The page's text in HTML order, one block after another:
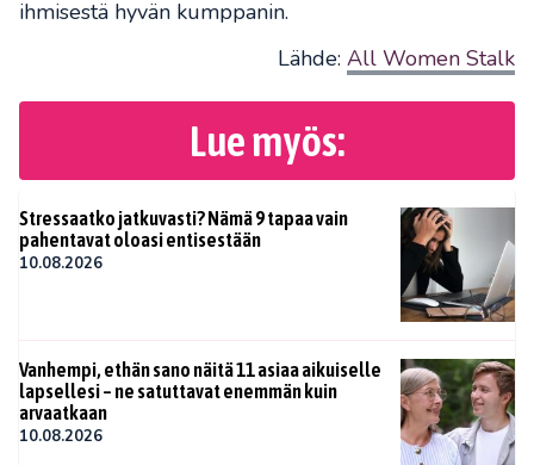
ihmisestä hyvän kumppanin.
Lähde: All Women Stalk
Lue myös:
Stressaatko jatkuvasti? Nämä 9 tapaa vain
pahentavat oloasi entisestään
10.08.2026
Vanhempi, ethän sano näitä 11 asiaa aikuiselle
lapsellesi – ne satuttavat enemmän kuin
arvaatkaan
10.08.2026